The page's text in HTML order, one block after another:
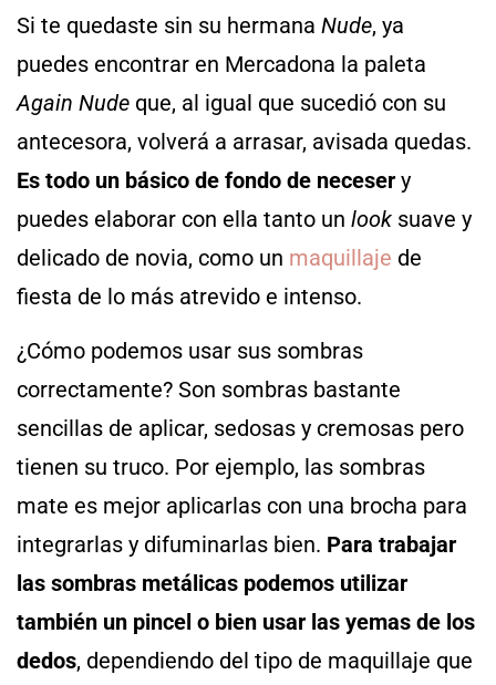
Si te quedaste sin su hermana Nude, ya
puedes encontrar en Mercadona la paleta
Again Nude que, al igual que sucedió con su
antecesora, volverá a arrasar, avisada quedas.
Es todo un básico de fondo de neceser y
puedes elaborar con ella tanto un look suave y
delicado de novia, como un maquillaje de
fiesta de lo más atrevido e intenso.
¿Cómo podemos usar sus sombras
correctamente? Son sombras bastante
sencillas de aplicar, sedosas y cremosas pero
tienen su truco. Por ejemplo, las sombras
mate es mejor aplicarlas con una brocha para
integrarlas y difuminarlas bien. Para trabajar
las sombras metálicas podemos utilizar
también un pincel o bien usar las yemas de los
dedos, dependiendo del tipo de maquillaje que